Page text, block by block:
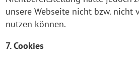
unsere Webseite nicht bzw. nicht
nutzen können.
7. Cookies